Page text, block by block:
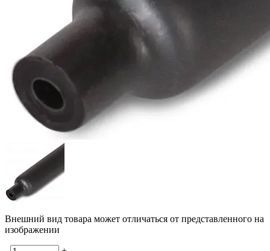
Внешний вид товара может отличаться от представленного на
изображении